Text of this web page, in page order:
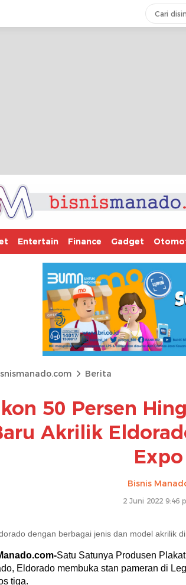
Entertain Finance Gadget
Berita
50 Persen
Akrilik
Expo
Bisnis
2 Juni 2022 9:46
dengan berbagai jenis dan model akrilik
Satu Satunya Produsen
Eldorado membuka stan pameran di
tiga.